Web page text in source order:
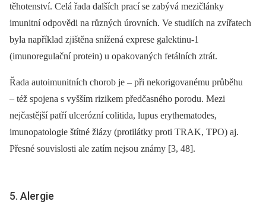
těhotenství. Celá řada dalších prací se zabývá mezičlánky
imunitní odpovědi na různých úrovních. Ve studiích na zvířatech
byla například zjištěna snížená exprese galektinu-1
(imunoregulační protein) u opakovaných fetálních ztrát.
Řada autoimunitních chorob je –⁠ při nekorigovanému průběhu
–⁠ též spojena s vyšším rizikem předčasného porodu. Mezi
nejčastější patří ulcerózní colitida, lupus erythematodes,
imunopatologie štítné žlázy (protilátky proti TRAK, TPO) aj.
Přesné souvislosti ale zatím nejsou známy [3, 48].
5. Alergie